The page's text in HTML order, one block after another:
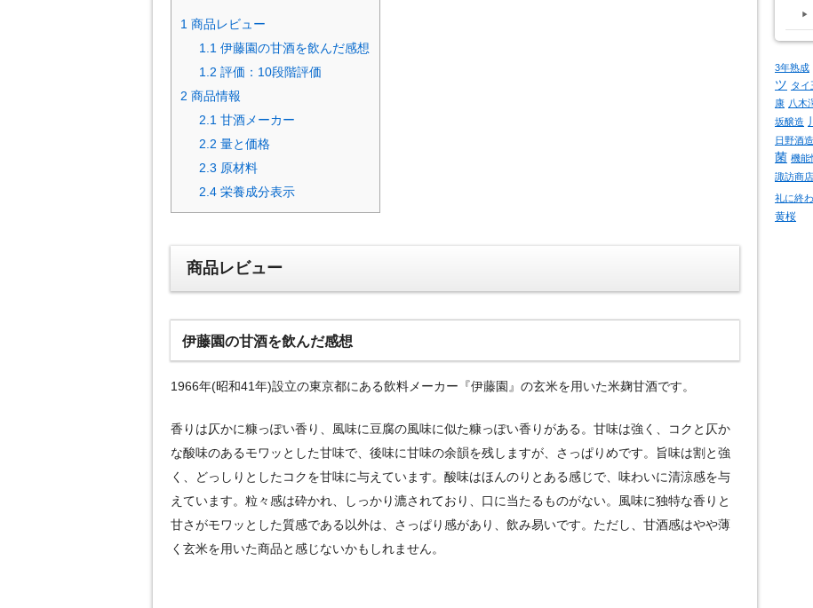
1 商品レビュー
1.1 伊藤園の甘酒を飲んだ感想
1.2 評価：10段階評価
2 商品情報
2.1 甘酒メーカー
2.2 量と価格
2.3 原材料
2.4 栄養成分表示
商品レビュー
伊藤園の甘酒を飲んだ感想
1966年(昭和41年)設立の東京都にある飲料メーカー『伊藤園』の玄米を用いた米麹甘酒です。
香りは仄かに糠っぽい香り、風味に豆腐の風味に似た糠っぽい香りがある。甘味は強く、コクと仄か
な酸味のあるモワッとした甘味で、後味に甘味の余韻を残しますが、さっぱりめです。旨味は割と強
く、どっしりとしたコクを甘味に与えています。酸味はほんのりとある感じで、味わいに清涼感を与
えています。粒々感は砕かれ、しっかり漉されており、口に当たるものがない。風味に独特な香りと
甘さがモワッとした質感である以外は、さっぱり感があり、飲み易いです。ただし、甘酒感はやや薄
く玄米を用いた商品と感じないかもしれません。
3年熟成
ツ タイ
康 八木
坂醸造
日野酒造
菌 機能
諏訪商店
礼に終
黄桜